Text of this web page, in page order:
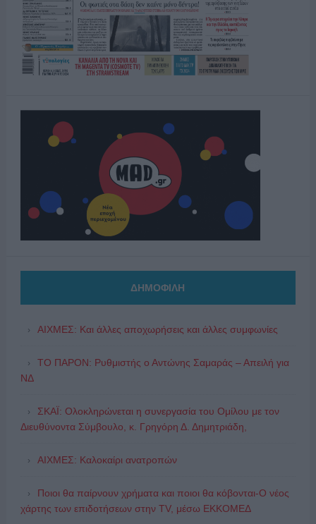
ΔΗΜΟΦΙΛΗ
ΑΙΧΜΕΣ: Και άλλες αποχωρήσεις και άλλες συμφωνίες
ΤΟ ΠΑΡΟΝ: Ρυθμιστής ο Αντώνης Σαμαράς – Απειλή για
ΝΔ
ΣΚΑΪ: Ολοκληρώνεται η συνεργασία του Ομίλου με τον
Διευθύνοντα Σύμβουλο, κ. Γρηγόρη Δ. Δημητριάδη,
ΑΙΧΜΕΣ: Καλοκαίρι ανατροπών
Ποιοι θα παίρνουν χρήματα και ποιοι θα κόβονται-Ο νέος
χάρτης των επιδοτήσεων στην TV, μέσω ΕΚΚΟΜΕΔ